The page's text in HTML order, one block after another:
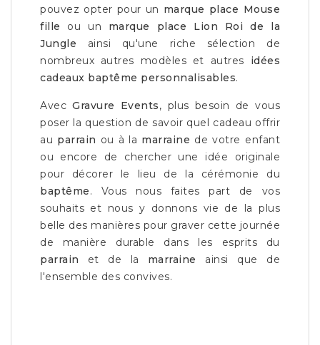
pouvez opter pour un marque place Mouse
fille ou un marque place Lion Roi de la
Jungle ainsi qu'une riche sélection de
nombreux autres modèles et autres idées
cadeaux baptême personnalisables.
AvecGravure Events, plus besoin de vous
poser la question de savoir quel cadeau offrir
au parrain ou à la marraine de votre enfant
ou encore de chercher une idée originale
pour décorer le lieu de la cérémonie du
baptême. Vous nous faites part de vos
souhaits et nous y donnons vie de la plus
belle des manières pour graver cette journée
de manière durable dans les esprits du
parrain et de la marraine
ainsi que de
l'ensemble des convives.